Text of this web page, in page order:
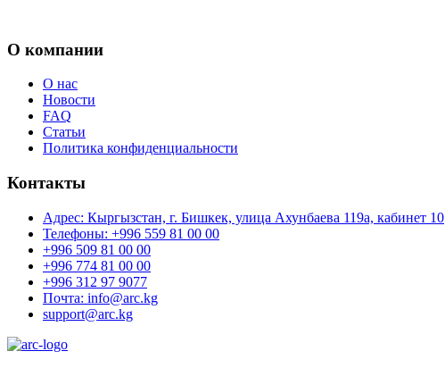
О компании
О нас
Новости
FAQ
Статьи
Политика конфиденциальности
Контакты
Адрес: Кыргызстан, г. Бишкек, улица Ахунбаева 119а, кабинет 10
Телефоны: +996 559 81 00 00
+996 509 81 00 00
+996 774 81 00 00
+996 312 97 9077
Почта: info@arc.kg
support@arc.kg